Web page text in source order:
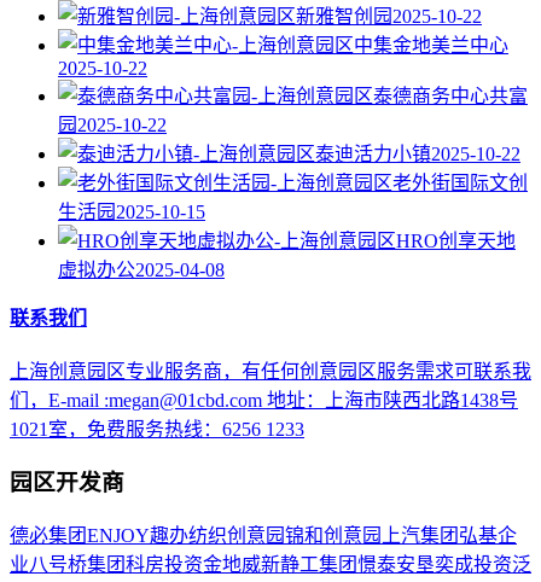
新雅智创园 2025-10-22
中集金地美兰中心
2025-10-22
泰德商务中心共富
园 2025-10-22
泰迪活力小镇2025-10-22
老外街国际文创
生活园 2025-10-15
HRO创享天地
虚拟办公2025-04-08
联系我们
上海创意园区专业服务商，有任何创意园区服务需求可联系我
们，E-mail :megan@01cbd.com 地址：上海市陕西北路1438号
1021室，免费服务热线：6256 1233
园区开发商
德必集团ENJOY趣办纺织创意园锦和创意园 上汽集团 弘基企
业八号桥集团科房投资金地威新静工集团憬泰安垦奕成投资泛